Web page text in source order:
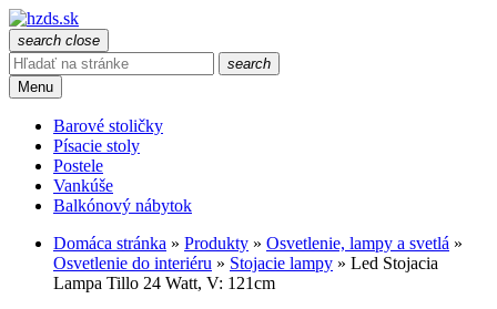
search close
search
Menu
Barové stoličky
Písacie stoly
Postele
Vankúše
Balkónový nábytok
Domáca stránka » Produkty » Osvetlenie, lampy a svetlá »
Osvetlenie do interiéru » Stojacie lampy » Led Stojacia
Lampa Tillo 24 Watt, V: 121cm